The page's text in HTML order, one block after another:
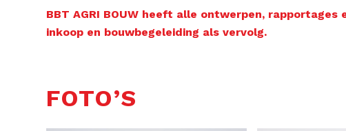
BBT AGRI BOUW heeft alle ontwerpen,
inkoop en bouwbegeleiding als vervolg.
FOTO’S